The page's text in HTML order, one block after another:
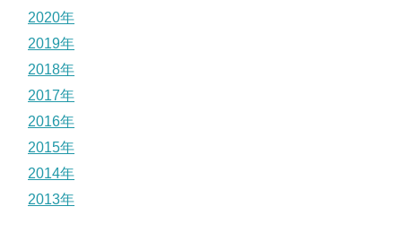
2020年
2019年
2018年
2017年
2016年
2015年
2014年
2013年